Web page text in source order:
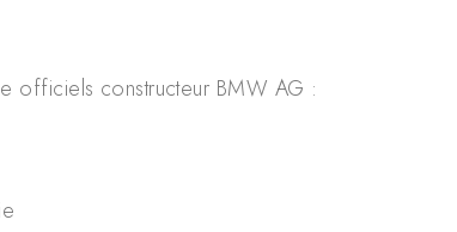
officiels constructeur BMW AG :